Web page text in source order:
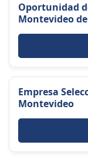
Oportunidad
Montevideo
Empresa
Montevideo